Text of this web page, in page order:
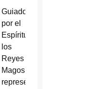
Guiados
por el
Espíritu,
los
Reyes
Magos,
representando